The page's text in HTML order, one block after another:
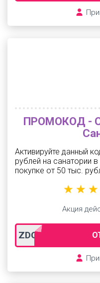
ПРОМОКОД -
Активируйте данный
рублей на санатории
покупке от 50 тыс.
ZDOROVO5000
Акция